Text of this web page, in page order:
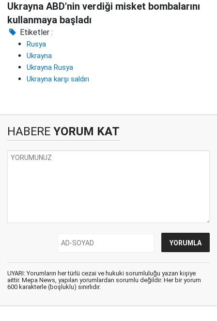
Ukrayna ABD'nin verdiği misket bombalarını
kullanmaya başladı
Etiketler :
Rusya
Ukrayna
Ukrayna Rusya
Ukrayna karşı saldırı
HABERE YORUM KAT
UYARI: Yorumların her türlü cezai ve hukuki sorumluluğu yazan kişiye
aittir. Mepa News, yapılan yorumlardan sorumlu değildir. Her bir yorum
600 karakterle (boşluklu) sınırlıdır.